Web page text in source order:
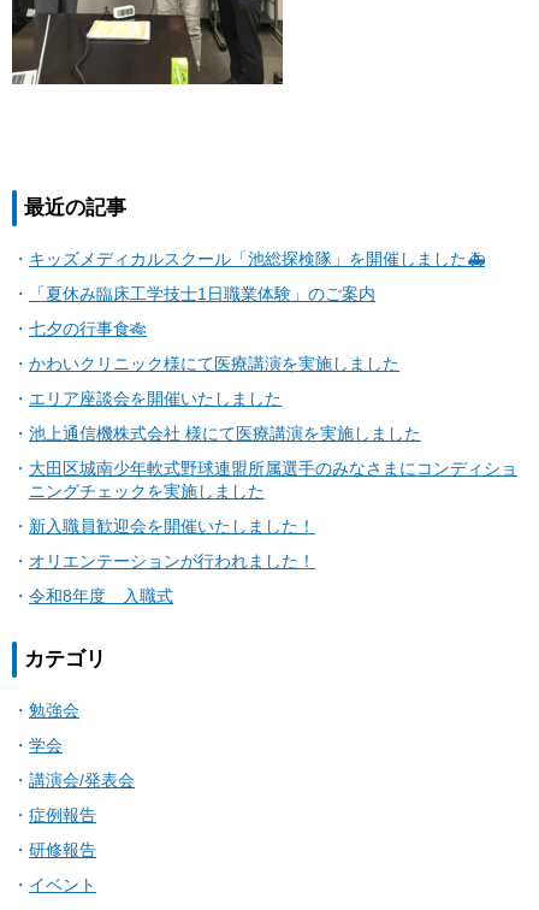
最近の記事
キッズメディカルスクール「池総探検隊」を開催しました🚑
「夏休み臨床工学技士1日職業体験」のご案内
七夕の行事食🎋
かわいクリニック様にて医療講演を実施しました
エリア座談会を開催いたしました
池上通信機株式会社 様にて医療講演を実施しました
大田区城南少年軟式野球連盟所属選手のみなさまにコンディショ
ニングチェックを実施しました
新入職員歓迎会を開催いたしました！
オリエンテーションが行われました！
令和8年度 入職式
カテゴリ
勉強会
学会
講演会/発表会
症例報告
研修報告
イベント